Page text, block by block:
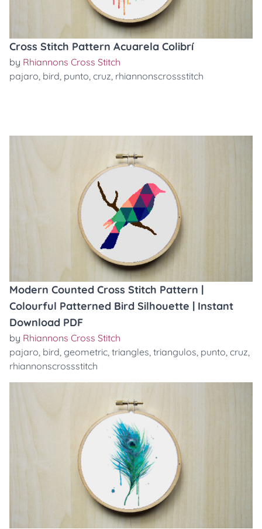
Cross Stitch Pattern Acuarela Colibrí
by Rhiannons Cross Stitch
pajaro, bird, punto, cruz, rhiannonscrossstitch
Modern Counted Cross Stitch Pattern |
Colourful Patterned Bird Silhouette | Instant
Download PDF
by Rhiannons Cross Stitch
pajaro, bird, geometric, triangles, triangulos, punto, cruz,
rhiannonscrossstitch